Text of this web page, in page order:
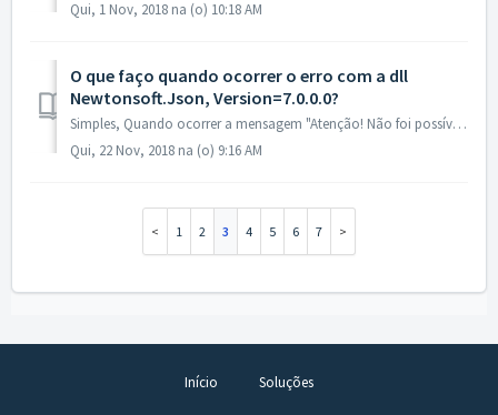
Qui, 1 Nov, 2018 na (o) 10:18 AM
O que faço quando ocorrer o erro com a dll
Newtonsoft.Json, Version=7.0.0.0?
Simples, Quando ocorrer a mensagem "Atenção! Não foi possível salvar o agendamento, devido ao seguinte erro: Could not load file or assembly 'N...
Qui, 22 Nov, 2018 na (o) 9:16 AM
1 2 3 4 5 6 7
Início Soluções